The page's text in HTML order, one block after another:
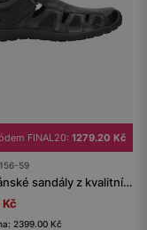
FINAL20: 1279.20 Kč
59
Černé pánské sandály z kvalitní hladké kůže
2399.00 Kč